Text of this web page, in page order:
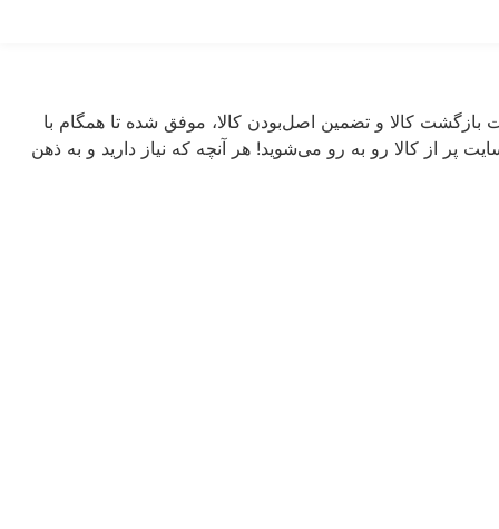
فروشگاه های اینترنتی خرید ابزار با بیش از یک دهه تجربه، با پایبندی به اصول کیفیت، 7 روز ضمانت بازگشت کالا و تضمین اصل‌بودن کالا، موفق شده تا همگام با
پر از کالا رو به رو می‌شوید! هر آنچه که نیاز دارید و به ذهن